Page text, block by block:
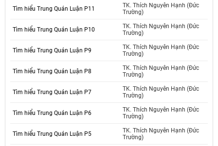
Tìm hiểu Trung Quán Luận P11
TK. Thích Nguyên Hạnh (Đức
Trường)
Tìm hiểu Trung Quán Luận P10
TK. Thích Nguyên Hạnh (Đức
Trường)
Tìm hiểu Trung Quán Luận P9
TK. Thích Nguyên Hạnh (Đức
Trường)
Tìm hiểu Trung Quán Luận P8
TK. Thích Nguyên Hạnh (Đức
Trường)
Tìm hiểu Trung Quán Luận P7
TK. Thích Nguyên Hạnh (Đức
Trường)
Tìm hiểu Trung Quán Luận P6
TK. Thích Nguyên Hạnh (Đức
Trường)
Tìm hiểu Trung Quán Luận P5
TK. Thích Nguyên Hạnh (Đức
Trường)